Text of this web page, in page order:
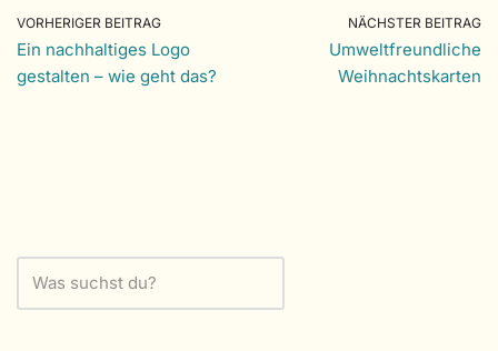
VORHERIGER BEITRAG
Ein nachhaltiges Logo
gestalten – wie geht das?
NÄCHSTER BEITRAG
Umweltfreundliche
Weihnachtskarten